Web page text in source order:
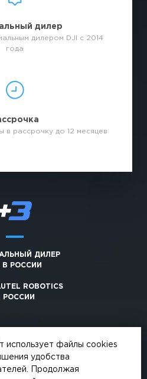
дилер
дилером DJI с 2014
года
в рассрочку до 12 месяцев
ДИЛЕР
В РОССИИ
ROBOTICS
РОССИИ
использует файлы cookies
удобства
Продолжая